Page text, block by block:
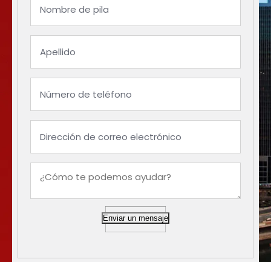
Enviar un mensaje